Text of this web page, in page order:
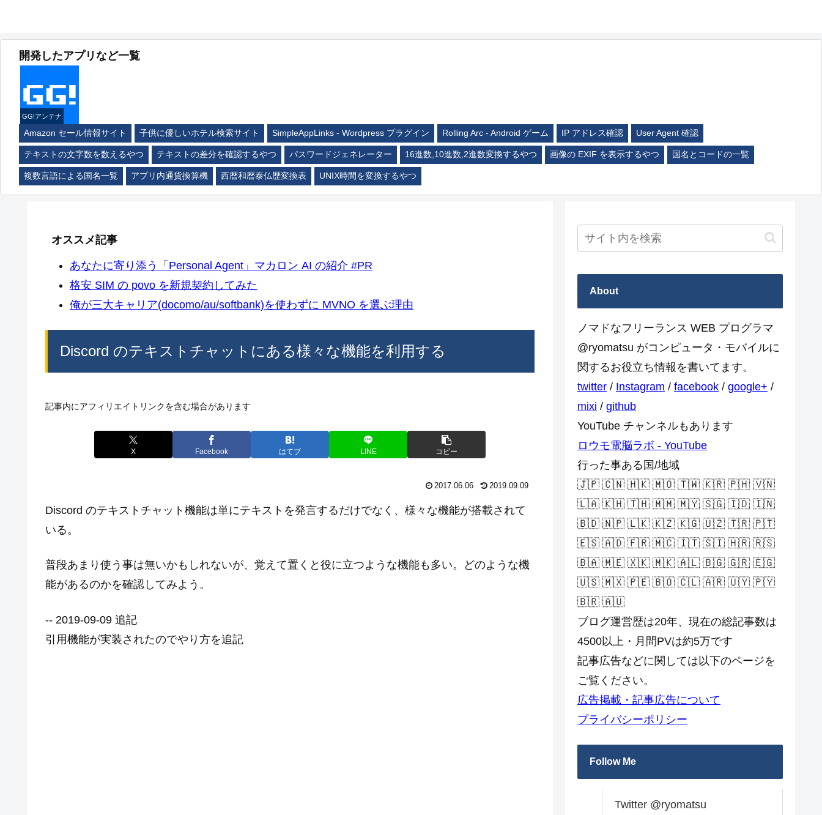
開発したアプリなど一覧
GG!アンテナ
Amazon セール情報サイト 子供に優しいホテル検索サイト SimpleAppLinks - Wordpress プラグイン Rolling Arc - Android ゲーム IP アドレス確認 User Agent 確認
テキストの文字数を数えるやつ テキストの差分を確認するやつ パスワードジェネレーター 16進数,10進数,2進数変換するやつ 画像の EXIF を表示するやつ 国名とコードの一覧
複数言語による国名一覧 アプリ内通貨換算機 西暦和暦泰仏歴変換表 UNIX時間を変換するやつ
オススメ記事
あなたに寄り添う「Personal Agent」マカロン AI の紹介 #PR
格安 SIM の povo を新規契約してみた
俺が三大キャリア(docomo/au/softbank)を使わずに MVNO を選ぶ理由
Discord のテキストチャットにある様々な機能を利用する
記事内にアフィリエイトリンクを含む場合があります
X Facebook はてブ LINE コピー
2017.06.06 2019.09.09
Discord のテキストチャット機能は単にテキストを発言するだけでなく、様々な機能が搭載されて
いる。
普段あまり使う事は無いかもしれないが、覚えて置くと役に立つような機能も多い。どのような機
能があるのかを確認してみよう。
-- 2019-09-09 追記
引用機能が実装されたのでやり方を追記
About
ノマドなフリーランス WEB プログラマ
@ryomatsu がコンピュータ・モバイルに
関するお役立ち情報を書いてます。
twitter / Instagram / facebook / google+ /
mixi / github
YouTube チャンネルもあります
ロウモ電脳ラボ - YouTube
行った事ある国/地域
🇯🇵 🇨🇳 🇭🇰 🇲🇴 🇹🇼 🇰🇷 🇵🇭 🇻🇳
🇱🇦 🇰🇭 🇹🇭 🇲🇲 🇲🇾 🇸🇬 🇮🇩 🇮🇳
🇧🇩 🇳🇵 🇱🇰 🇰🇿 🇰🇬 🇺🇿 🇹🇷 🇵🇹
🇪🇸 🇦🇩 🇫🇷 🇲🇨 🇮🇹 🇸🇮 🇭🇷 🇷🇸
🇧🇦 🇲🇪 🇽🇰 🇲🇰 🇦🇱 🇧🇬 🇬🇷 🇪🇬
🇺🇸 🇲🇽 🇵🇪 🇧🇴 🇨🇱 🇦🇷 🇺🇾 🇵🇾
🇧🇷 🇦🇺
ブログ運営歴は20年、現在の総記事数は
4500以上・月間PVは約5万です
記事広告などに関しては以下のページを
ご覧ください。
広告掲載・記事広告について
プライバシーポリシー
Follow Me
Twitter @ryomatsu